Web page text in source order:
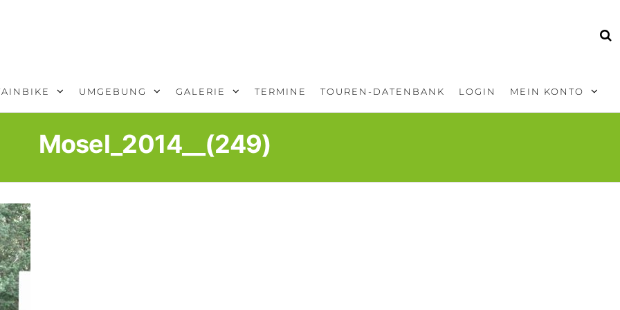
UMGEBUNG GALERIE TERMINE TOUREN-DATENBANK LOGIN MEIN KONTO
Mosel_2014__(249)